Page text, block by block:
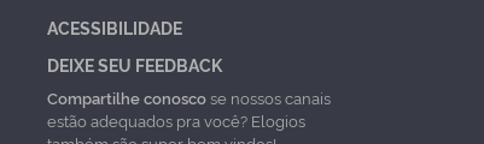
ACESSIBILIDADE
DEIXE SEU FEEDBACK
Compartilhe conoscose nossos canais
estão adequados pra você? Elogios